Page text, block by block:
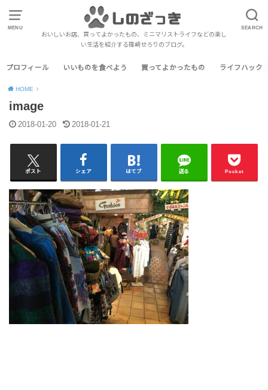
MENU SEARCH
おいしいお店、買ってよかったもの、ミニマリストライフなどの楽し
い生活を紹介する篠崎せろりのブログ。
プロフィール いいものを食べよう 買ってよかったもの ライフハック
HOME
image
2018-01-20 2018-01-21
ポスト シェア はてブ 送る Pocket